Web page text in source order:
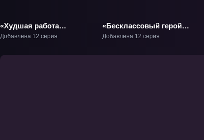
«Худшая работа
«оценщика» оказалась
Добавлена 12 серия
«Бесклассовый герой:
Да мне всё равно не
Добавлена 12 серия